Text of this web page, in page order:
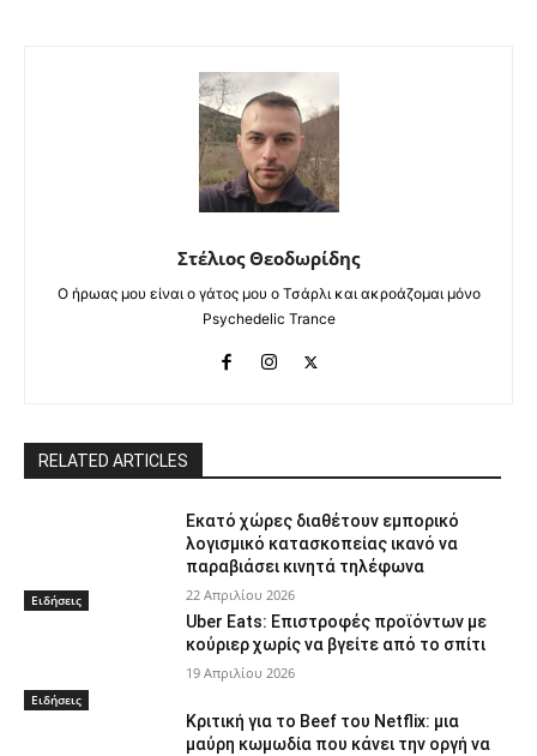
Στέλιος Θεοδωρίδης
Ο ήρωας μου είναι ο γάτος μου ο Τσάρλι και ακροάζομαι μόνο
Psychedelic Trance
RELATED ARTICLES
Ειδήσεις
Εκατό χώρες διαθέτουν εμπορικό
λογισμικό κατασκοπείας ικανό να
παραβιάσει κινητά τηλέφωνα
22 Απριλίου 2026
Ειδήσεις
Uber Eats: Επιστροφές προϊόντων με
κούριερ χωρίς να βγείτε από το σπίτι
19 Απριλίου 2026
Κριτική για το Beef του Netflix: μια
μαύρη κωμωδία που κάνει την οργή να